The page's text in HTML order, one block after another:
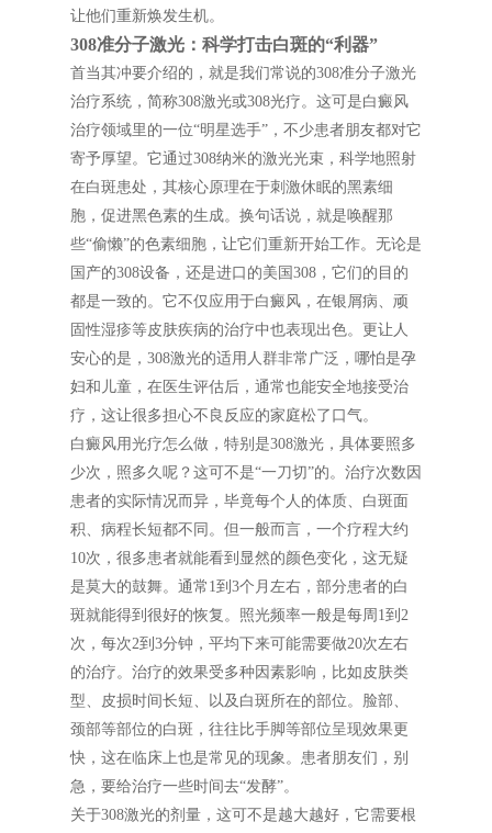
让他们重新焕发生机。
308准分子激光：科学打击白斑的“利器”
首当其冲要介绍的，就是我们常说的308准分子激光
治疗系统，简称308激光或308光疗。这可是白癜风
治疗领域里的一位“明星选手”，不少患者朋友都对它
寄予厚望。它通过308纳米的激光光束，科学地照射
在白斑患处，其核心原理在于刺激休眠的黑素细
胞，促进黑色素的生成。换句话说，就是唤醒那
些“偷懒”的色素细胞，让它们重新开始工作。无论是
国产的308设备，还是进口的美国308，它们的目的
都是一致的。它不仅应用于白癜风，在银屑病、顽
固性湿疹等皮肤疾病的治疗中也表现出色。更让人
安心的是，308激光的适用人群非常广泛，哪怕是孕
妇和儿童，在医生评估后，通常也能安全地接受治
疗，这让很多担心不良反应的家庭松了口气。
白癜风用光疗怎么做，特别是308激光，具体要照多
少次，照多久呢？这可不是“一刀切”的。治疗次数因
患者的实际情况而异，毕竟每个人的体质、白斑面
积、病程长短都不同。但一般而言，一个疗程大约
10次，很多患者就能看到显然的颜色变化，这无疑
是莫大的鼓舞。通常1到3个月左右，部分患者的白
斑就能得到很好的恢复。照光频率一般是每周1到2
次，每次2到3分钟，平均下来可能需要做20次左右
的治疗。治疗的效果受多种因素影响，比如皮肤类
型、皮损时间长短、以及白斑所在的部位。脸部、
颈部等部位的白斑，往往比手脚等部位呈现效果更
快，这在临床上也是常见的现象。患者朋友们，别
急，要给治疗一些时间去“发酵”。
关于308激光的剂量，这可不是越大越好，它需要根